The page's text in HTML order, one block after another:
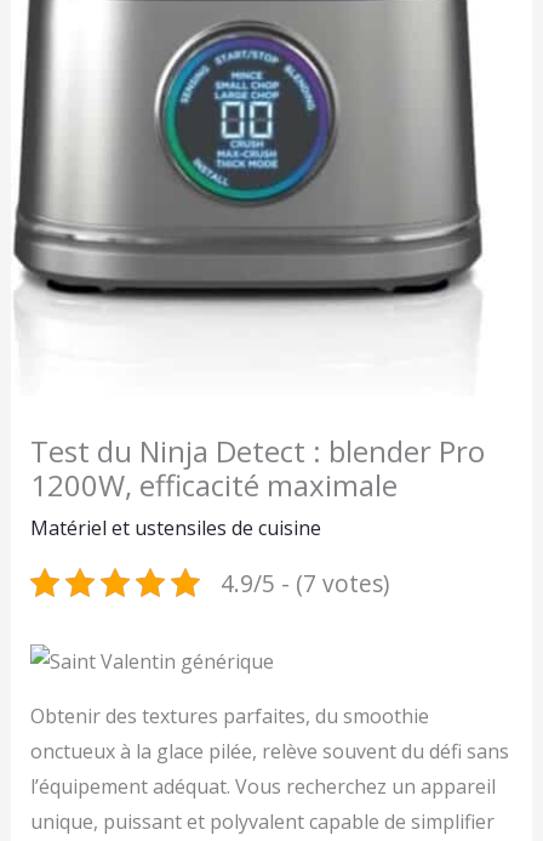
Test du Ninja Detect : blender Pro
1200W, efficacité maximale
Matériel et ustensiles de cuisine
4.9/5 - (7 votes)
Obtenir des textures parfaites, du smoothie
onctueux à la glace pilée, relève souvent du défi sans
l’équipement adéquat. Vous recherchez un appareil
unique, puissant et polyvalent capable de simplifier